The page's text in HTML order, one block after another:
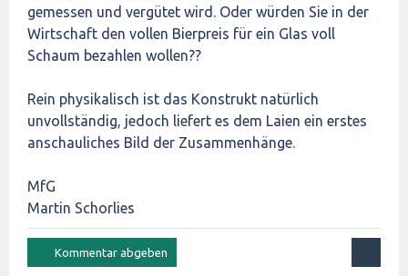
gemessen und vergütet wird. Oder würden Sie in der
Wirtschaft den vollen Bierpreis für ein Glas voll
Schaum bezahlen wollen??
Rein physikalisch ist das Konstrukt natürlich
unvollständig, jedoch liefert es dem Laien ein erstes
anschauliches Bild der Zusammenhänge.
MfG
Martin Schorlies